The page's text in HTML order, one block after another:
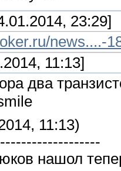
23:29]
news....-
11:13]
два
11:13)
нашол